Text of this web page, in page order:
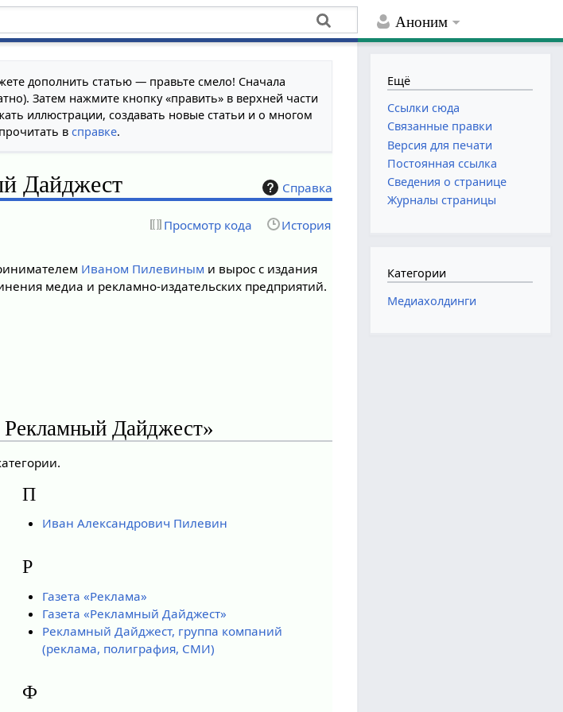
Аноним
дополнить статью — правьте смело! Сначала
Затем нажмите кнопку «править» в верхней части
иллюстрации, создавать новые статьи и о многом
в справке.
Справка
Дайджест
Просмотр кода История
Иваном Пилевиным и вырос с издания
медиа и рекламно-издательских предприятий.
Дайджест»
П
Иван Александрович Пилевин
Р
Газета «Реклама»
Газета «Рекламный Дайджест»
Рекламный Дайджест, группа компаний
(реклама, полиграфия, СМИ)
Ф
Ещё
Ссылки сюда
Связанные правки
Версия для печати
Постоянная ссылка
Сведения о странице
Журналы страницы
Категории
Медиахолдинги